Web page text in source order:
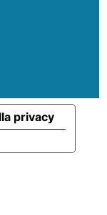
privacy